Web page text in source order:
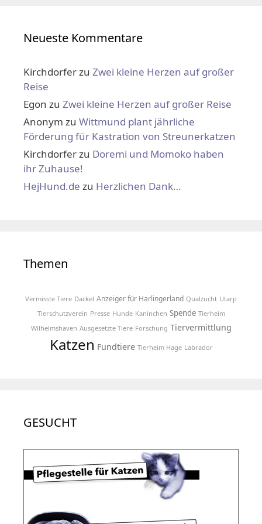
Neueste Kommentare
Kirchdorferzu Zwei kleine Herzen auf großer
Reise
Egon zu Zwei kleine Herzen auf großer Reise
Anonym zu Wittmund plant jährliche
Förderung für Kastration von Streunerkatzen
Kirchdorferzu Doremi und Momoko haben
ihr Zuhause!
HejHund.de zu Herzlichen Dank…
Themen
Vermisste Tiere Dackel Anzeiger für Harlingerland Qualzucht Utarp
Tierschutzverein Presse Hunde Kaninchen Spende Tierheim
Wilhelmshaven Ausgesetzte Tiere Forschung Tiervermittlung
Katzen Fundtiere Tierheim Hage Labrador
GESUCHT